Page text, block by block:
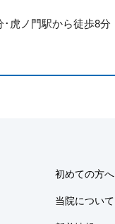
虎ノ門駅から徒歩8分
初めての方へ
当院について